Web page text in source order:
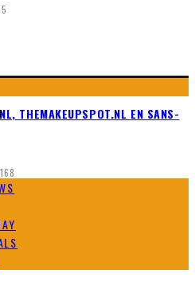
THEMAKEUPSPOT.NL EN SANS-